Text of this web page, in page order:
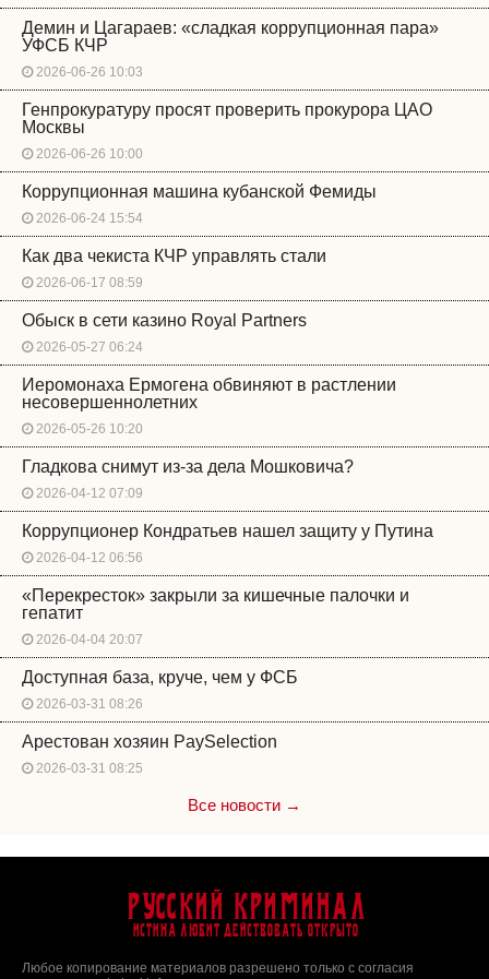
Демин и Цагараев: «сладкая коррупционная пара»
УФСБ КЧР
2026-06-26 10:03
Генпрокуратуру просят проверить прокурора ЦАО
Москвы
2026-06-26 10:00
Коррупционная машина кубанской Фемиды
2026-06-24 15:54
Как два чекиста КЧР управлять стали
2026-06-17 08:59
Обыск в сети казино Royal Partners
2026-05-27 06:24
Иеромонаха Ермогена обвиняют в растлении
несовершеннолетних
2026-05-26 10:20
Гладкова снимут из-за дела Мошковича?
2026-04-12 07:09
Коррупционер Кондратьев нашел защиту у Путина
2026-04-12 06:56
«Перекресток» закрыли за кишечные палочки и
гепатит
2026-04-04 20:07
Доступная база, круче, чем у ФСБ
2026-03-31 08:26
Арестован хозяин PaySelection
2026-03-31 08:25
Все новости →
Русский Криминал
Истина любит действовать открыто
Любое копирование материалов разрешено только с согласия